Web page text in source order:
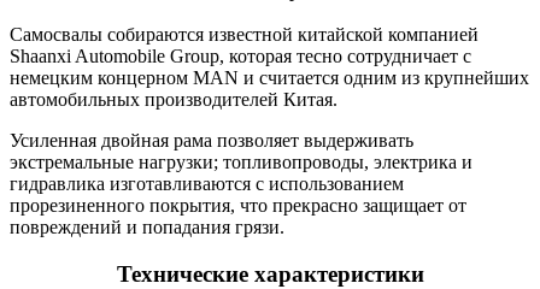
Самосвалы собираются известной китайской компанией
Shaanxi Automobile Group, которая тесно сотрудничает с
немецким концерном MAN и считается одним из крупнейших
автомобильных производителей Китая.
Усиленная двойная рама позволяет выдерживать
экстремальные нагрузки; топливопроводы, электрика и
гидравлика изготавливаются с использованием
прорезиненного покрытия, что прекрасно защищает от
повреждений и попадания грязи.
Технические характеристики